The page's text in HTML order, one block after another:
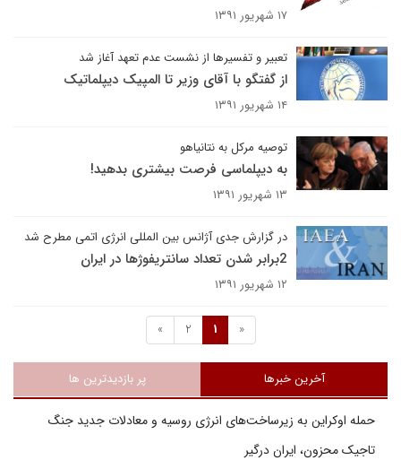
۱۷ شهریور ۱۳۹۱
تعبیر و تفسیرها از نشست عدم تعهد آغاز شد
از گفتگو با آقای وزیر تا المپیک دیپلماتیک
۱۴ شهریور ۱۳۹۱
توصیه مرکل به نتانیاهو
به دیپلماسی فرصت بیشتری بدهید!
۱۳ شهریور ۱۳۹۱
در گزارش جدی آژانس بین المللی انرژی اتمی مطرح شد
2برابر شدن تعداد سانتریفوژها در ایران
۱۲ شهریور ۱۳۹۱
«
1
2
»
آخرین خبرها پر بازدیدترین ها
حمله اوکراین به زیرساخت‌های انرژی روسیه و معادلات جدید جنگ
تاجیک محزون، ایران درگیر